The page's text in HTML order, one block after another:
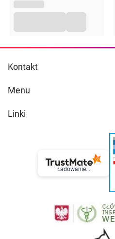
Kontakt
Menu
Linki
Ładowanie...